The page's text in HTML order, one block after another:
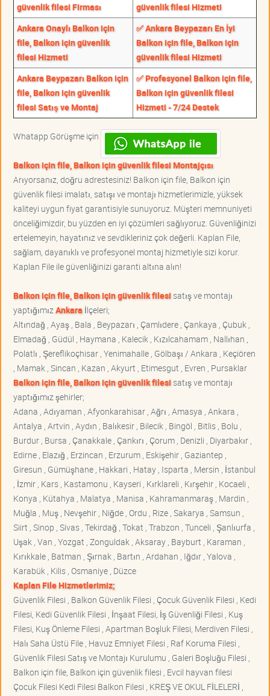
güvenlik filesi Firması
güvenlik filesi Hizmeti
Ankara Onaylı Balkon için
file, Balkon için güvenlik
filesi Hizmeti
✅ Ankara Beypazarı En İyi
Balkon için file, Balkon için
güvenlik filesi Hizmeti
Ankara Beypazarı Balkon için
file, Balkon için güvenlik
filesi Satış ve Montaj
✅ Profesyonel Balkon için file,
Balkon için güvenlik filesi
Hizmeti - 7/24 Destek
Whatapp Görüşme için
Balkon için file, Balkon için güvenlik filesi Montajçısı
Arıyorsanız, doğru adrestesiniz! Balkon için file, Balkon için
güvenlik filesi imalatı, satışı ve montajı hizmetlerimizle, yüksek
kaliteyi uygun fiyat garantisiyle sunuyoruz. Müşteri memnuniyeti
önceliğimizdir, bu yüzden en iyi çözümleri sağlıyoruz. Güvenliğinizi
ertelemeyin, hayatınız ve sevdikleriniz çok değerli. Kaplan File,
sağlam, dayanıklı ve profesyonel montaj hizmetiyle sizi korur.
Kaplan File ile güvenliğinizi garanti altına alın!
Balkon için file, Balkon için güvenlik filesisatış ve montajı
yaptığımız Ankara İlçeleri;
Altındağ , Ayaş , Bala , Beypazarı , Çamlıdere , Çankaya , Çubuk ,
Elmadağ , Güdül , Haymana , Kalecik , Kızılcahamam , Nallıhan ,
Polatlı , Şereflikoçhisar , Yenimahalle , Gölbaşı / Ankara , Keçiören
, Mamak , Sincan , Kazan , Akyurt , Etimesgut , Evren , Pursaklar
Balkon için file, Balkon için güvenlik filesisatış ve montajı
yaptığımız şehirler;
Adana , Adıyaman , Afyonkarahisar , Ağrı , Amasya , Ankara ,
Antalya , Artvin , Aydın , Balıkesir , Bilecik , Bingöl , Bitlis , Bolu ,
Burdur , Bursa , Çanakkale , Çankırı , Çorum , Denizli , Diyarbakır ,
Edirne , Elazığ , Erzincan , Erzurum , Eskişehir , Gaziantep ,
Giresun , Gümüşhane , Hakkari , Hatay , Isparta , Mersin , İstanbul
, İzmir , Kars , Kastamonu , Kayseri , Kırklareli , Kırşehir , Kocaeli ,
Konya , Kütahya , Malatya , Manisa , Kahramanmaraş , Mardin ,
Muğla , Muş , Nevşehir , Niğde , Ordu , Rize , Sakarya , Samsun ,
Siirt , Sinop , Sivas , Tekirdağ , Tokat , Trabzon , Tunceli , Şanlıurfa ,
Uşak , Van , Yozgat , Zonguldak , Aksaray , Bayburt , Karaman ,
Kırıkkale , Batman , Şırnak , Bartın , Ardahan , Iğdır , Yalova ,
Karabük , Kilis , Osmaniye , Düzce
Kaplan File Hizmetlerimiz;
Güvenlik Filesi , Balkon Güvenlik Filesi , Çocuk Güvenlik Filesi , Kedi
Filesi, Kedi Güvenlik Filesi , İnşaat Filesi, İş Güvenliği Filesi , Kuş
Filesi, Kuş Önleme Filesi , Apartman Boşluk Filesi, Merdiven Filesi ,
Halı Saha Üstü File , Havuz Emniyet Filesi , Raf Koruma Filesi ,
Güvenlik Filesi Satış ve Montajı Kurulumu , Galeri Boşluğu Filesi ,
Balkon için file, Balkon için güvenlik filesi , Evcil hayvan filesi
Çocuk Filesi Kedi Filesi Balkon Filesi , KREŞ VE OKUL FİLELERİ ,